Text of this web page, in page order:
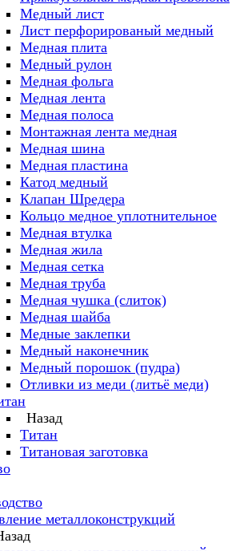
Медный лист
Лист перфорированый медный
Медная плита
Медный рулон
Медная фольга
Медная лента
Медная полоса
Монтажная лента медная
Медная шина
Медная пластина
Катод медный
Клапан Шредера
Кольцо медное уплотнительное
Медная втулка
Медная жила
Медная сетка
Медная труба
Медная чушка (слиток)
Медная шайба
Медные заклепки
Медный наконечник
Медный порошок (пудра)
Отливки из меди (литьё меди)
Назад
Титан
Титановая заготовка
металлоконструкций